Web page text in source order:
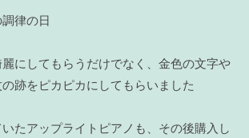
律の日
にしてもらうだけでなく、金色の文字や
跡をピカピカにしてもらいました
たアップライトピアノも、その後購入し